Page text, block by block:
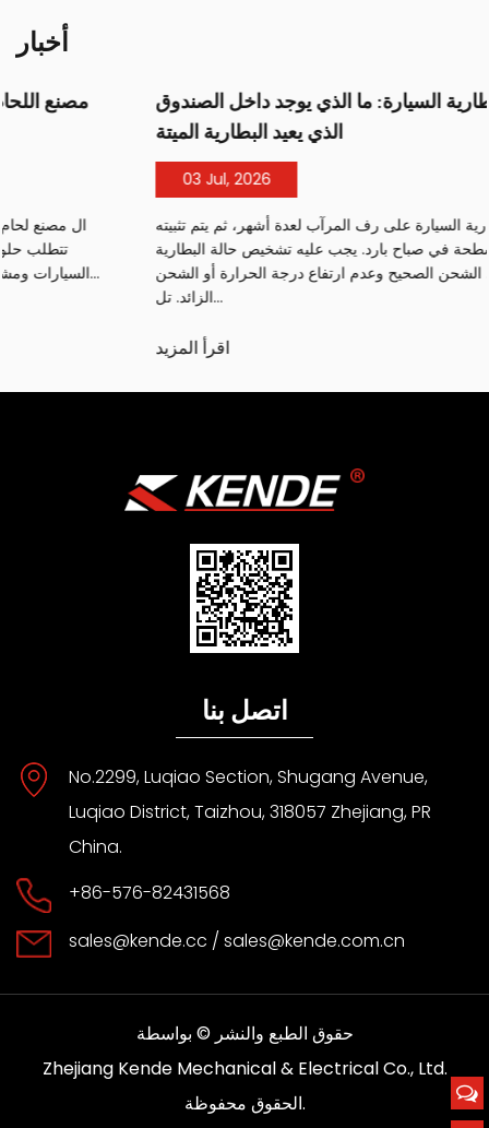
أخبار
مصنع شاحن بطارية السيارة: ما الذي يوجد داخل الصندوق
الذي يعيد البطارية الميتة
يتم وضع شاحن بطارية السيارة على رف المرآب لعدة أشهر، ثم يتم تثبيته
على بطارية مسطحة في صباح بارد. يجب عليه تشخيص حالة البطارية
وتقديم منحنى الشحن الصحيح وعدم ارتفاع درجة الحرارة أو الشحن
اتصل بنا
No.2299, Luqiao Section, Shugang Avenue,
Luqiao District, Taizhou, 318057 Zhejiang, PR
China.
+86-576-82431568
sales@kende.cc / sales@kende.com.cn
حقوق الطبع والنشر © بواسطة
Zhejiang Kende Mechanical & Electrical Co., Ltd.
الحقوق محفوظة.